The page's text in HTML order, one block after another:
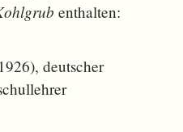
ent­halten:
deutscher